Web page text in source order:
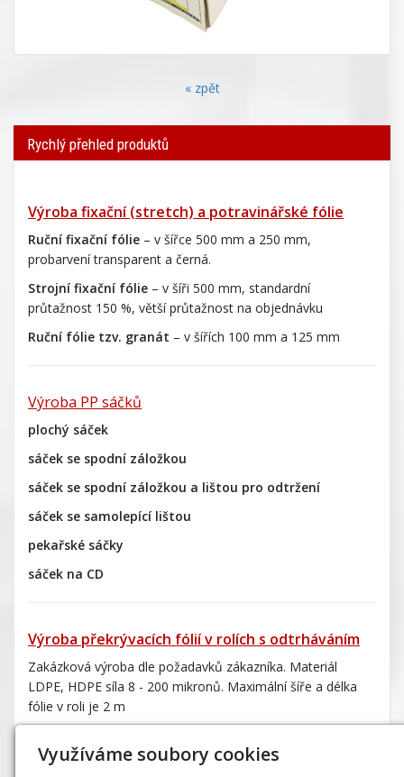
« zpět
Rychlý přehled produktů
Výroba fixační (stretch) a potravinářské fólie
Ruční fixační fólie – v šířce 500 mm a 250 mm,
probarvení transparent a černá.
Strojní fixační fólie – v šíři 500 mm, standardní
průtažnost 150 %, větší průtažnost na objednávku
Ruční fólie tzv. granát – v šířích 100 mm a 125 mm
Výroba PP sáčků
plochý sáček
sáček se spodní záložkou
sáček se spodní záložkou a lištou pro odtržení
sáček se samolepící lištou
pekařské sáčky
sáček na CD
Výroba překrývacích fólií v rolích s odtrháváním
Zakázková výroba dle požadavků zákazníka. Materiál
LDPE, HDPE síla 8 - 200 mikronů. Maximální šíře a délka
fólie v roli je 2 m
Jednorázové rukavice
Využíváme soubory cookies